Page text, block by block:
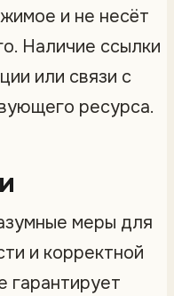
и не несёт
Наличие ссылки
или связи с
ресурса.
меры для
и корректной
гарантирует